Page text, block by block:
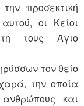
προσεκτική
οι Κείοι
τους Άγιο
τον θείο
την οποία
και